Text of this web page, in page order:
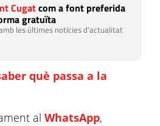
Cugatcom a font preferida
gratuïta
les últimes notícies d'actualitat
què passa a la
al WhatsApp,